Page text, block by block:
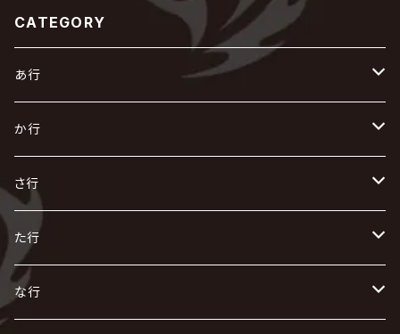
CATEGORY
あ行
あ
R指定
AIOLIN
i.D.A
い
IKUO
exist†trace
う
VIRGE / ヴァージュ
え
か行
か
怪人二十面奏
Kαin
き
KISAKI
く
さ行
さ
ザアザア
し
た行
た
な行